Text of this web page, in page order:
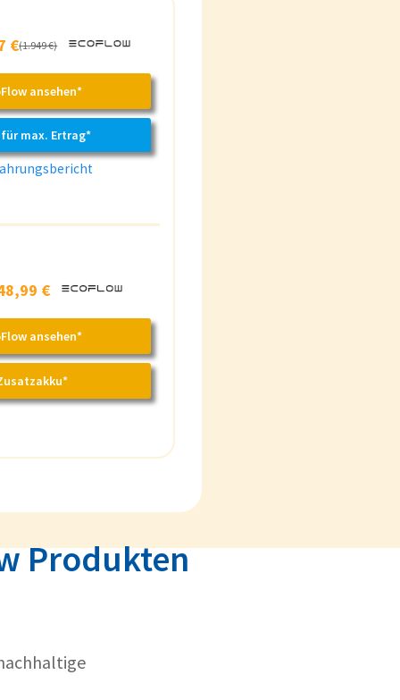
€(1.949 €)
ansehen*
max. Ertrag*
€
ansehen*
Produkten